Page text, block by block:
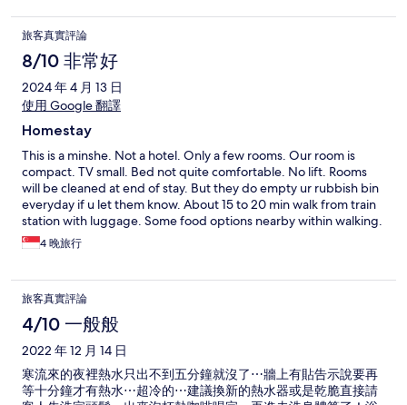
の壁が見えるだけだった。 この条件を知って、価格に納得する
人は良いが、私は積極的には利用しないです。
旅客真實評論
8/10 非常好
2024 年 4 月 13 日
使用 Google 翻譯
Homestay
This is a minshe. Not a hotel. Only a few rooms. Our room is
compact. TV small. Bed not quite comfortable. No lift. Rooms
will be cleaned at end of stay. But they do empty ur rubbish bin
everyday if u let them know. About 15 to 20 min walk from train
station with luggage. Some food options nearby within walking.
24 hour launderette and 7-11 nearby. But lane has limited
lighting and the minshe is in essentially a residential area that is
4 晚旅行
旅客真實評論
4/10 一般般
2022 年 12 月 14 日
寒流來的夜裡熱水只出不到五分鐘就沒了⋯牆上有貼告示說要再
等十分鐘才有熱水⋯超冷的⋯建議換新的熱水器或是乾脆直接請